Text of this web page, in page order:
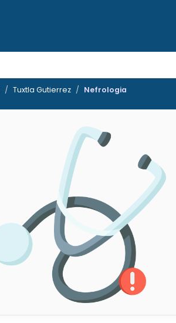
Tuxtla Gutierrez Nefrologia